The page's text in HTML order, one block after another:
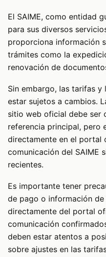
El SAIME, como entidad
para sus diversos
proporciona información
trámites como la
renovación de
Sin embargo, las tarifas
estar sujetos a cambios.
sitio web oficial debe ser
referencia principal, pero
directamente en el portal
comunicación del SAIME
recientes.
Es importante tener
de pago o información
directamente del portal
comunicación
deben estar atentos a
sobre ajustes en las